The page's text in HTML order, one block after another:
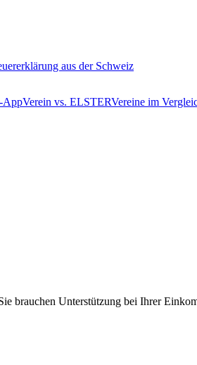
aus der Schweiz
AppVerein vs. ELSTERVereine im
Unterstützung bei Ihrer